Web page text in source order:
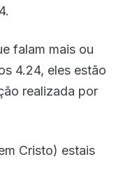
falam mais ou
4.24, eles estão
realizada por
Cristo) estais